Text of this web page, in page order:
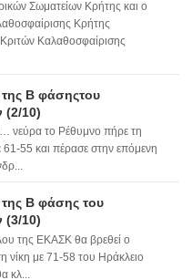
Σωματείων Κρήτης και ο
Κρήτης
Καλαθοσφαίρισης
Β φάσηςτου
(2/10)
νεύρα το Ρέθυμνο πήρε τη
55 και πέρασε στην επόμενη
Β φάσης του
(3/10)
της ΕΚΑΣΚ θα βρεθεί ο
νίκη με 71-58 του Ηράκλειο
κλ...